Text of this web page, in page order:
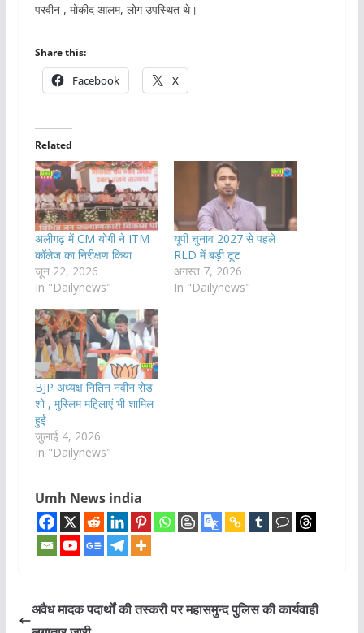
परवीन , मोकीद आलम, लोग उपस्थित थे।
Share this:
Facebook X
Related
अलीगढ़ में CM योगी ने ITM
कॉलेज का निरीक्षण किया
जून 22, 2026
In "Dailynews"
यूपी चुनाव 2027 से पहले
RLD में बड़ी टूट
अगस्त 7, 2026
In "Dailynews"
BJP अध्यक्ष नितिन नवीन रोड
शो , मुस्लिम महिलाएं भी शामिल
हुईं
जुलाई 4, 2026
In "Dailynews"
Umh News india
अवैध मादक पदार्थों की तस्करी पर महासमुन्द पुलिस की कार्यवाही